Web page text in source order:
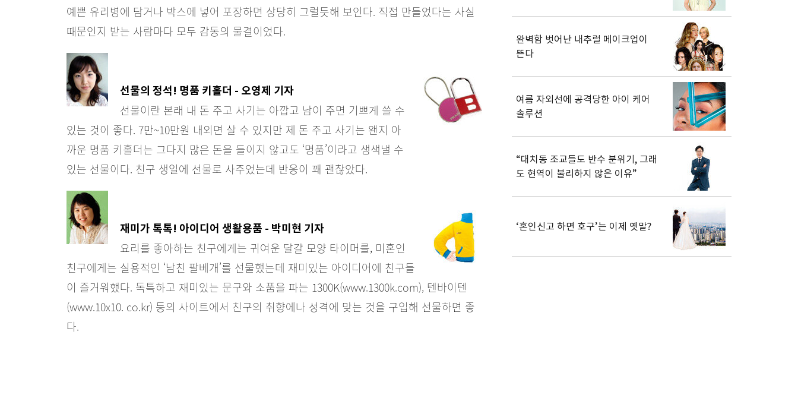
예쁜 유리병에 담거나 박스에 넣어 포장하면 상당히 그럴듯해 보인다. 직접 만들었다는 사실
때문인지 받는 사람마다 모두 감동의 물결이었다.
선물의 정석! 명품 키홀더 - 오영제 기자
선물이란 본래 내 돈 주고 사기는 아깝고 남이 주면 기쁘게 쓸 수
있는 것이 좋다. 7만~10만원 내외면 살 수 있지만 제 돈 주고 사기는 왠지 아
까운 명품 키홀더는 그다지 많은 돈을 들이지 않고도 ‘명품’이라고 생색낼 수
있는 선물이다. 친구 생일에 선물로 사주었는데 반응이 꽤 괜찮았다.
재미가 톡톡! 아이디어 생활용품 - 박미현 기자
요리를 좋아하는 친구에게는 귀여운 달걀 모양 타이머를, 미혼인
친구에게는 실용적인 ‘남친 팔베개’를 선물했는데 재미있는 아이디어에 친구들
이 즐거워했다. 독특하고 재미있는 문구와 소품을 파는 1300K(www.1300k.com), 텐바이텐
(www.10x10. co.kr) 등의 사이트에서 친구의 취향에나 성격에 맞는 것을 구입해 선물하면 좋
다.
완벽함 벗어난 내추럴 메이크업이
뜬다
여름 자외선에 공격당한 아이 케어
솔루션
“대치동 조교들도 반수 분위기, 그래
도 현역이 불리하지 않은 이유”
‘혼인신고 하면 호구’는 이제 옛말?